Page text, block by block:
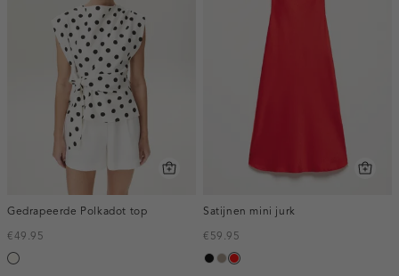
Gedrapeerde Polkadot top
€49.95
creme,
Satijnen mini jurk
€59.95
zwart
taupe,
rood